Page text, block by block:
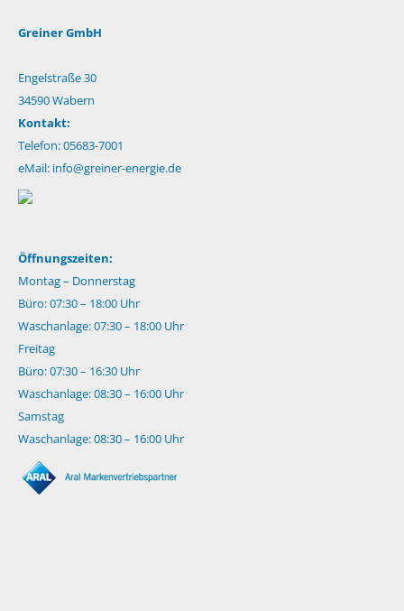
Greiner GmbH
Engelstraße 30
34590 Wabern
Kontakt:
Telefon: 05683-7001
eMail: info@greiner-energie.de
Öffnungszeiten:
Montag – Donnerstag
Büro: 07:30 – 18:00 Uhr
Waschanlage: 07:30 – 18:00 Uhr
Freitag
Büro: 07:30 – 16:30 Uhr
Waschanlage: 08:30 – 16:00 Uhr
Samstag
Waschanlage: 08:30 – 16:00 Uhr